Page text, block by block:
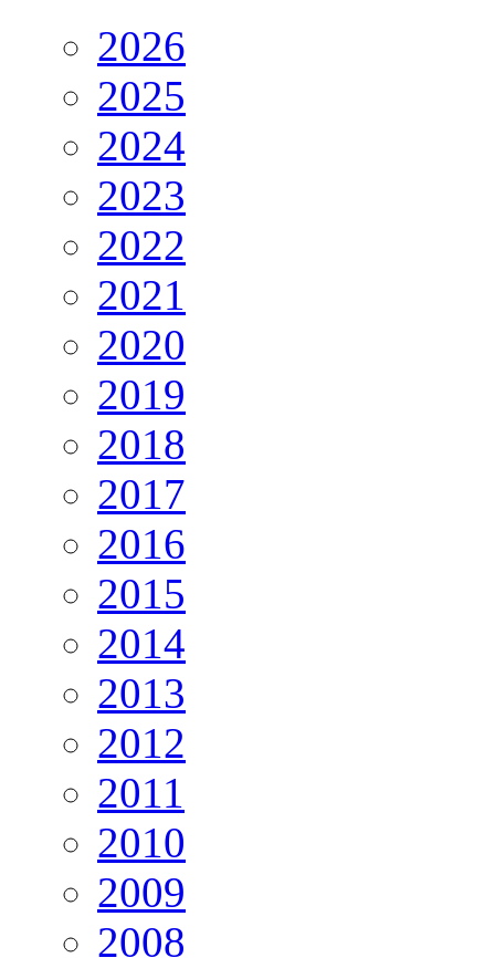
2026
2025
2024
2023
2022
2021
2020
2019
2018
2017
2016
2015
2014
2013
2012
2011
2010
2009
2008